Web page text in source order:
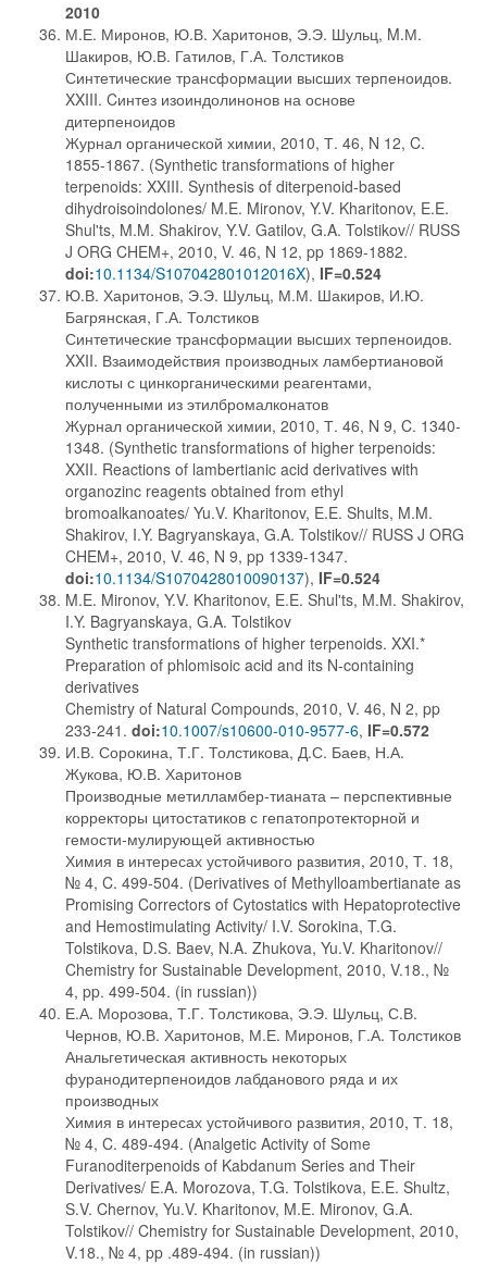
2010
М.Е. Миронов, Ю.В. Харитонов, Э.Э. Шульц, M.М.
Шакиров, Ю.В. Гатилов, Г.А. Толстиков
Синтетические трансформации высших терпеноидов.
XXIII. Cинтез изоиндолинонов на основе
дитерпеноидов
Журнал органической химии, 2010, Т. 46, N 12, C.
1855-1867. (Synthetic transformations of higher
terpenoids: XXIII. Synthesis of diterpenoid-based
dihydroisoindolones/ M.E. Mironov, Y.V. Kharitonov, E.E.
Shul'ts, M.M. Shakirov, Y.V. Gatilov, G.A. Tolstikov// RUSS
J ORG CHEM+, 2010, V. 46, N 12, pp 1869-1882.
doi:10.1134/S107042801012016X), IF=0.524
Ю.В. Харитонов, Э.Э. Шульц, М.М. Шакиров, И.Ю.
Багрянская, Г.А. Толстиков
Синтетические трансформации высших терпеноидов.
XXII. Взаимодействия производных ламбертиановой
кислоты с цинкорганическими реагентами,
полученными из этилбромалконатов
Журнал органической химии, 2010, Т. 46, N 9, C. 1340-
1348. (Synthetic transformations of higher terpenoids:
XXII. Reactions of lambertianic acid derivatives with
organozinc reagents obtained from ethyl
bromoalkanoates/ Yu.V. Kharitonov, E.E. Shults, M.M.
Shakirov, I.Y. Bagryanskaya, G.A. Tolstikov// RUSS J ORG
CHEM+, 2010, V. 46, N 9, pp 1339-1347.
doi:10.1134/S1070428010090137), IF=0.524
M.E. Mironov, Y.V. Kharitonov, E.E. Shul'ts, M.M. Shakirov,
I.Y. Bagryanskaya, G.A. Tolstikov
Synthetic transformations of higher terpenoids. XXI.*
Preparation of phlomisoic acid and its N-containing
derivatives
Chemistry of Natural Compounds, 2010, V. 46, N 2, pp
233-241. doi:10.1007/s10600-010-9577-6, IF=0.572
И.В. Сорокина, Т.Г. Толстикова, Д.С. Баев, Н.А.
Жукова, Ю.В. Харитонов
Производные метилламбер-тианата – перспективные
корректоры цитостатиков с гепатопротекторной и
гемости-мулирующей активностью
Химия в интересах устойчивого развития, 2010, Т. 18,
№ 4, C. 499-504. (Derivatives of Methylloambertianate as
Promising Correctors of Cytostatics with Hepatoprotective
and Hemostimulating Activity/ I.V. Sorokina, T.G.
Tolstikova, D.S. Baev, N.A. Zhukova, Yu.V. Kharitonov//
Chemistry for Sustainable Development, 2010, V.18., №
4, pp. 499-504. (in russian))
Е.А. Морозова, Т.Г. Толстикова, Э.Э. Шульц, С.В.
Чернов, Ю.В. Харитонов, М.Е. Миронов, Г.А. Толстиков
Анальгетическая активность некоторых
фуранодитерпеноидов лабданового ряда и их
производных
Химия в интересах устойчивого развития, 2010, Т. 18,
№ 4, C. 489-494. (Analgetic Activity of Some
Furanoditerpenoids of Kabdanum Series and Their
Derivatives/ E.A. Morozova, T.G. Tolstikova, E.E. Shultz,
S.V. Chernov, Yu.V. Kharitonov, M.E. Mironov, G.A.
Tolstikov// Chemistry for Sustainable Development, 2010,
V.18., № 4, pp .489-494. (in russian))